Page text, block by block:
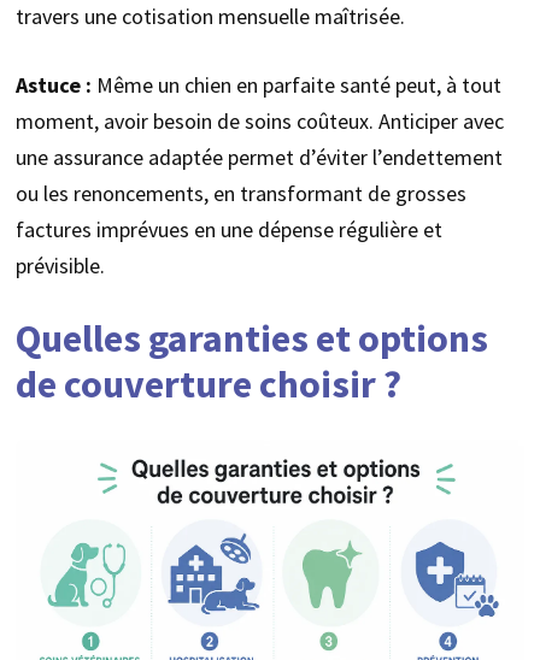
travers une cotisation mensuelle maîtrisée.
Astuce : Même un chien en parfaite santé peut, à tout
moment, avoir besoin de soins coûteux. Anticiper avec
une assurance adaptée permet d’éviter l’endettement
ou les renoncements, en transformant de grosses
factures imprévues en une dépense régulière et
prévisible.
Quelles garanties et options
de couverture choisir ?